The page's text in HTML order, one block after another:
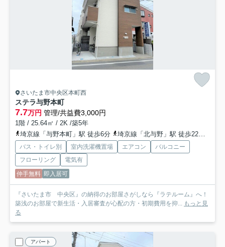
さいたま市中央区本町西
ステラ与野本町
7.7万円 管理/共益費3,000円
1階 / 25.64㎡ / 2K /築5年
埼京線「与野本町」駅 徒歩6分
埼京線「北与野」駅 徒歩22分
バス・トイレ別 室内洗濯機置場 エアコン
バルコニー
フローリング
電気有
仲手無料 即入居可
『さいたま市 中央区』の納得のお部屋さがしなら『ラテルーム』へ！
築浅のお部屋で新生活・入居審査が心配の方・初期費用を抑... もっと見
る
アパート